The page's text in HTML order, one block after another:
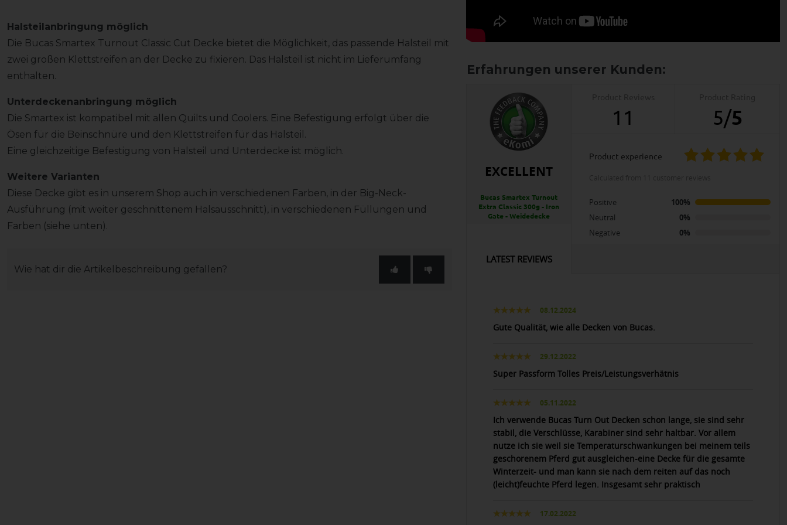
Halsteilanbringung möglich
Die Bucas Smartex Turnout Classic Cut Decke bietet die Möglichkeit, das passende Halsteil mit
zwei großen Klettstreifen an der Decke zu fixieren. Das Halsteil ist nicht im Lieferumfang
enthalten.
Unterdeckenanbringung möglich
Die Smartex ist kompatibel mit allen Quilts und Coolers. Eine Befestigung erfolgt über die
Ösen für die Beinschnüre und den Klettstreifen für das Halsteil.
Eine gleichzeitige Befestigung von Halsteil und Unterdecke ist möglich.
Weitere Varianten
Diese Decke gibt es in unserem Shop auch in verschiedenen Farben, in der Big-Neck-
Ausführung (mit weiter geschnittenem Halsausschnitt), in verschiedenen Füllungen und
Farben (siehe unten).
Wie hat dir die Artikelbeschreibung gefallen?
EXCELLENT
Bucas Smartex Turnout
Extra Classic 300g - Iron
Gate - Weidedecke
11 5/5
product experience
Positive
100%
Neutral
0%
Negative
0%
LATEST REVIEWS
08.12.2024
Gute Qualität, wie alle Decken von Bucas.
29.12.2022
Super Passform Tolles Preis/Leistungsverhätnis
05.11.2022
Ich verwende Bucas Turn Out Decken schon lange, sie sind sehr
stabil, die Verschlüsse, Karabiner sind sehr haltbar. Vor allem
nutze ich sie weil sie Temperaturschwankungen bei meinem teils
geschorenem Pferd gut ausgleichen-eine Decke für die gesamte
Winterzeit- und man kann sie nach dem reiten auf das noch
(leicht)feuchte Pferd legen. Insgesamt sehr praktisch
17.02.2022